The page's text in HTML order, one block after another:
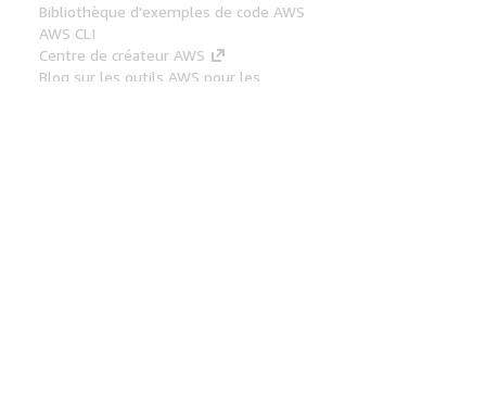
Bibliothèque d'exemples de code AWS
AWS CLI
Centre de créateur AWS
Blog sur les outils AWS pour les